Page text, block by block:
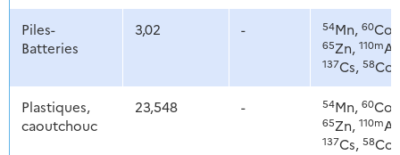
Piles-
Batteries
3,02 - 54Mn, 60Co,
65Zn, 110m
137Cs, 58Co
Plastiques,
caoutchouc
23,548 - 54Mn, 60Co,
65Zn, 110m
137Cs, 58Co